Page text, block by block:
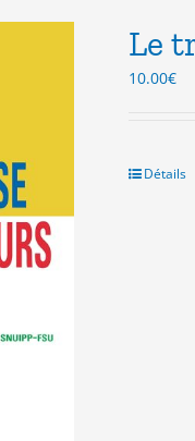
Le
10.00€
Détails